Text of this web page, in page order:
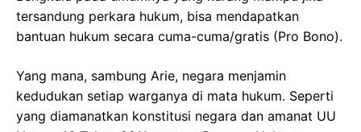
tersandung perkara hukum, bisa mendapatkan
bantuan hukum secara cuma-cuma/gratis (Pro Bono).
Yang mana, sambung Arie, negara menjamin
kedudukan setiap warganya di mata hukum. Seperti
yang diamanatkan konstitusi negara dan amanat UU